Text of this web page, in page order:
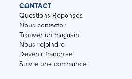
CONTACT
Questions-Réponses
Nous contacter
Trouver un magasin
Nous rejoindre
Devenir franchisé
Suivre une commande